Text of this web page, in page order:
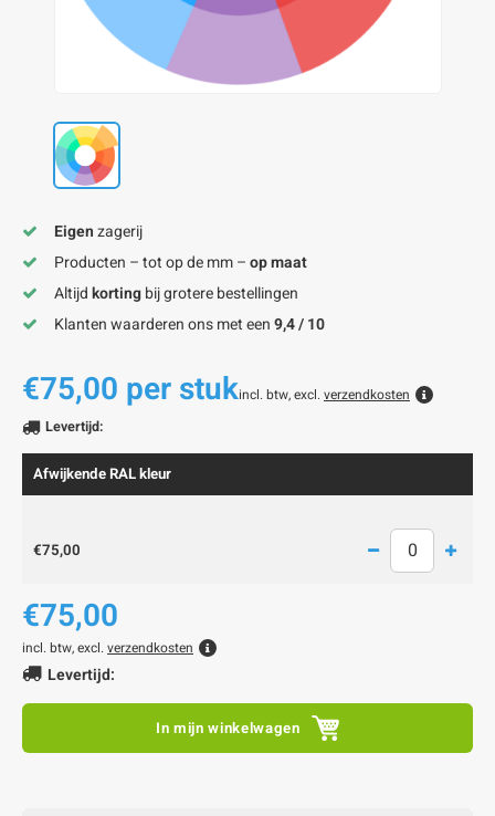
alu kokerprofielen
alu buisprofielen
alu hoeklijnen
alu L-lijnen
alu U-strips
alu platstaf profielen
Eigenzagerij
Producten – tot op de mm –op maat
Altijdkortingbij grotere bestellingen
Klanten waarderen ons met een9,4 / 10
€75,00 per stukincl. btw, excl. verzendkosten
Levertijd:
Afwijkende RAL kleur
€75,00
€75,00
incl. btw, excl. verzendkosten
Levertijd:
In mijn winkelwagen